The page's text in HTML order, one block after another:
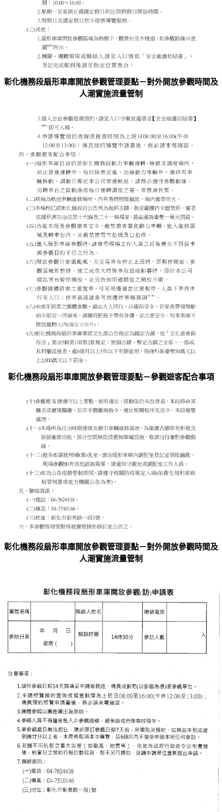
彰化機務段扇形車庫開放參觀管理要點－對外開放參觀時間及
人潮實施流量管制
彰化機務段扇形車庫開放參觀管理要點－參觀遊客配合事項
彰化機務段扇形車庫開放參觀管理要點－對外開放參觀時間及
人潮實施流量管制